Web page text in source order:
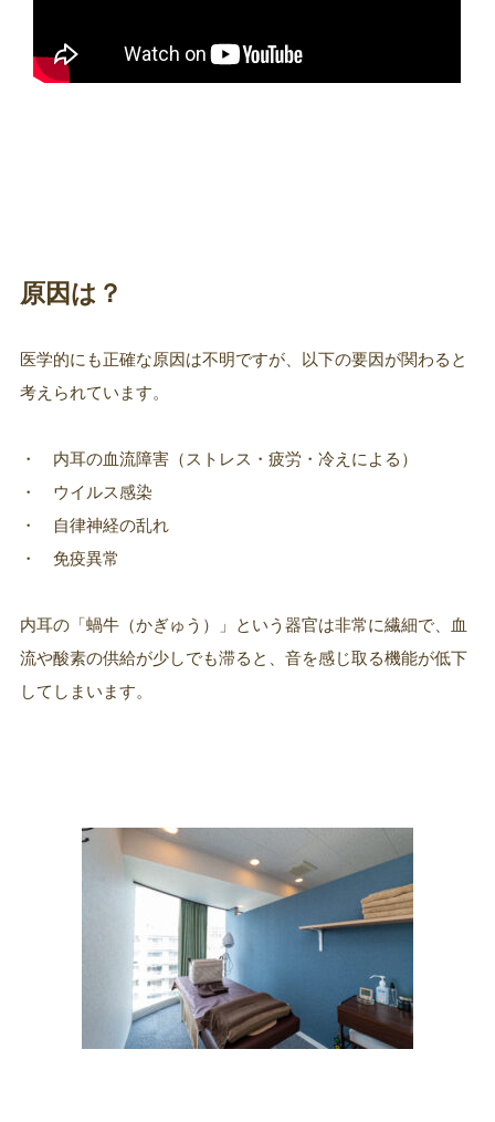
原因は？
医学的にも正確な原因は不明ですが、以下の要因が関わると
考えられています。
・ 内耳の血流障害（ストレス・疲労・冷えによる）
・ ウイルス感染
・ 自律神経の乱れ
・ 免疫異常
内耳の「蝸牛（かぎゅう）」という器官は非常に繊細で、血
流や酸素の供給が少しでも滞ると、音を感じ取る機能が低下
してしまいます。